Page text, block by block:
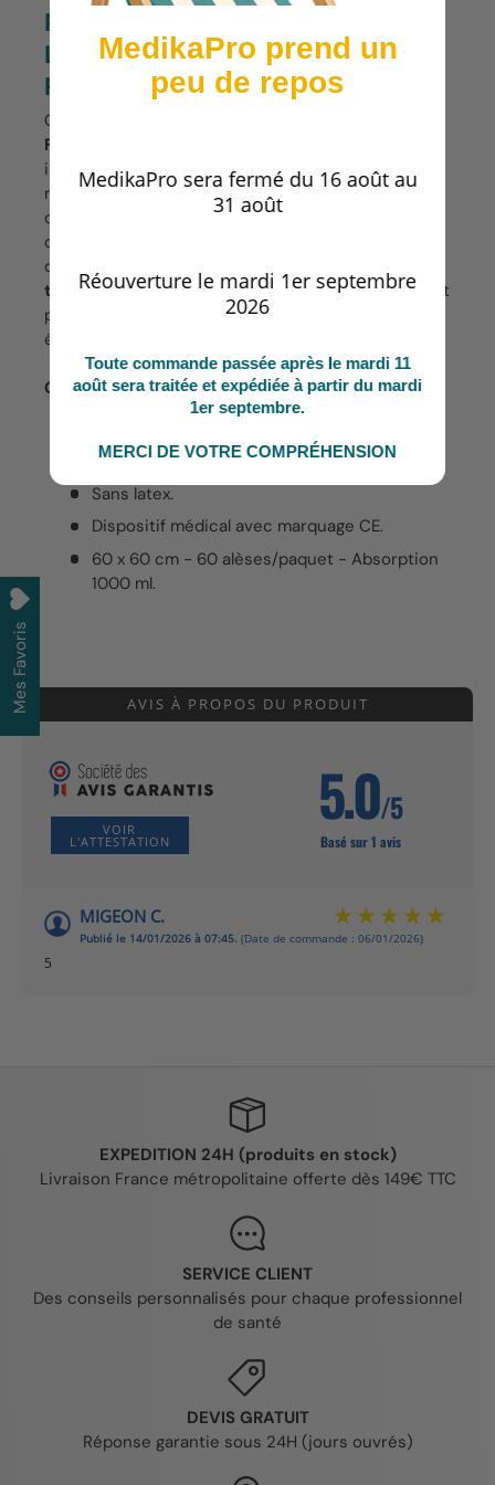
RESPECTUEUSES DE
L'ENVIRONNEMENT ET DE LA
PEAU
Ces alèses absorbantes sont
France
indique qu'elles ont un impact environnemental
réduit. La ouate du cœur absorbant est
certifiée
, les fibres de cellulose qui la
composent étant issues de forêts gérées de façon
durable. Elles disposent aussi du label
tex standard 100indiquant qu'elles ne contiennent
pas de substances nocives. Enfin, elles ont
été
Caractéristiques :
Imperméables.
Sans latex.
Dispositif médical avec marquage CE.
60 x 60 cm - 60 alèses/paquet - Absorption
1000 ml.
AVIS À PROPOS DU PRODUIT
VOIR
L'ATTESTATION
5.0/5
Basé sur 1 avis
MIGEON C.
Publié le 14/01/2026 à 07:45. (Date de commande : 06/01/2026)
5
EXPEDITION 24H (produits en stock)
Livraison France métropolitaine offerte dès 149€ TTC
SERVICE CLIENT
Des conseils personnalisés pour chaque professionnel
de santé
DEVIS GRATUIT
Réponse garantie sous 24H (jours ouvrés)
Mes Favoris
MedikaPro prend un
peu de repos
MedikaPro sera fermé du 16 août au
31 août
Réouverture le mardi 1er septembre
2026
Toute commande passée après le mardi 11
août sera traitée et expédiée à partir du mardi
1er septembre.
MERCI DE VOTRE COMPRÉHENSION